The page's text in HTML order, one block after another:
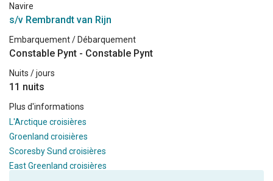
Navire
s/v Rembrandt van Rijn
Embarquement / Débarquement
Constable Pynt - Constable Pynt
Nuits / jours
11 nuits
Plus d'informations
L'Arctique croisières
Groenland croisières
Scoresby Sund croisières
East Greenland croisières